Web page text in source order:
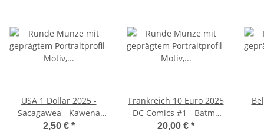
USA 1 Dollar 2025 -
Sacagawea - Kawena
Pukui - D - unc.
2,50 € *
Frankreich 10 Euro 2025
- DC Comics #1 - Batman
- in Originablister
20,00 € *